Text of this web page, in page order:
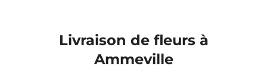
Livraison de fleurs à
Ammeville